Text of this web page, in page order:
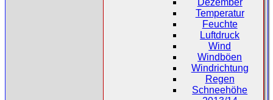
Temperatur
Feuchte
Luftdruck
Wind
Windböen
Windrichtung
Regen
Schneehöhe